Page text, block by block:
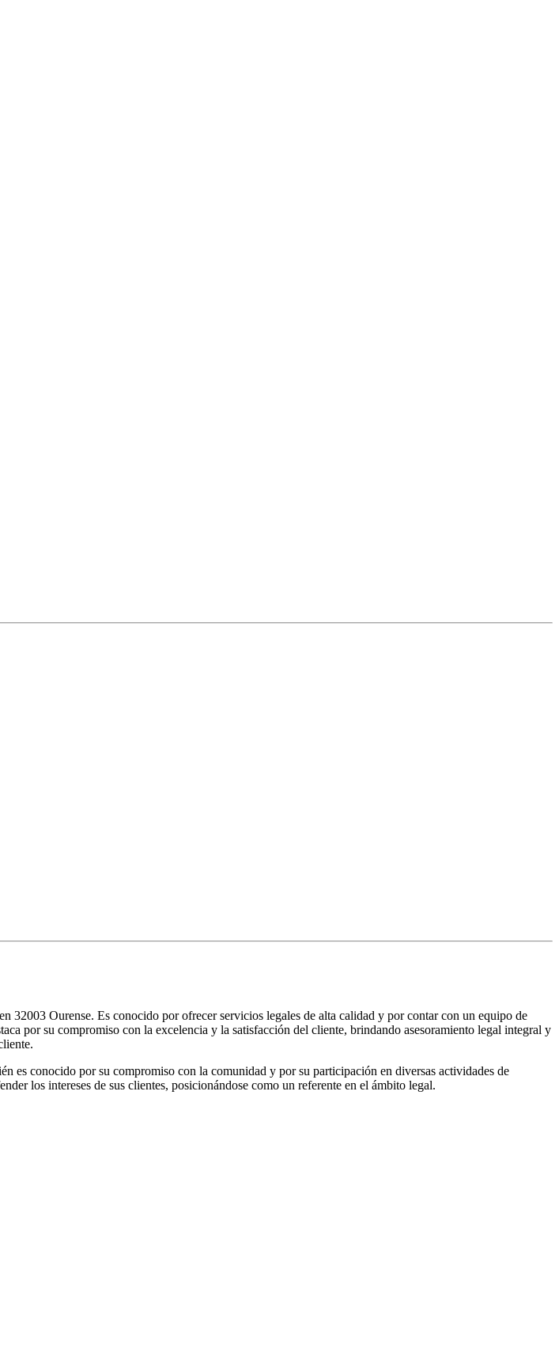
Ourense. Es conocido por ofrecer servicios legales de alta calidad y por contar con un equipo de
por su compromiso con la excelencia y la satisfacción del cliente, brindando asesoramiento legal integral y
es conocido por su compromiso con la comunidad y por su participación en diversas actividades de
los intereses de sus clientes, posicionándose como un referente en el ámbito legal.